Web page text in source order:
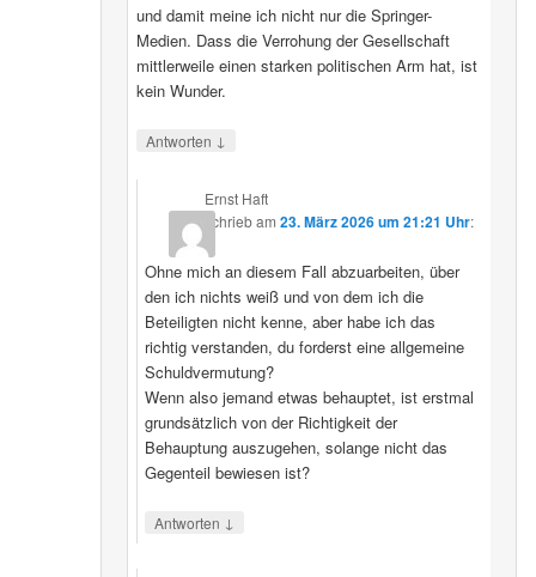
und damit meine ich nicht nur die Springer-
Medien. Dass die Verrohung der Gesellschaft
mittlerweile einen starken politischen Arm hat, ist
kein Wunder.
Antworten ↓
Ernst Haft
schriebam23. März 2026 um 21:21 Uhr:
Ohne mich an diesem Fall abzuarbeiten, über
den ich nichts weiß und von dem ich die
Beteiligten nicht kenne, aber habe ich das
richtig verstanden, du forderst eine allgemeine
Schuldvermutung?
Wenn also jemand etwas behauptet, ist erstmal
grundsätzlich von der Richtigkeit der
Behauptung auszugehen, solange nicht das
Gegenteil bewiesen ist?
Antworten ↓